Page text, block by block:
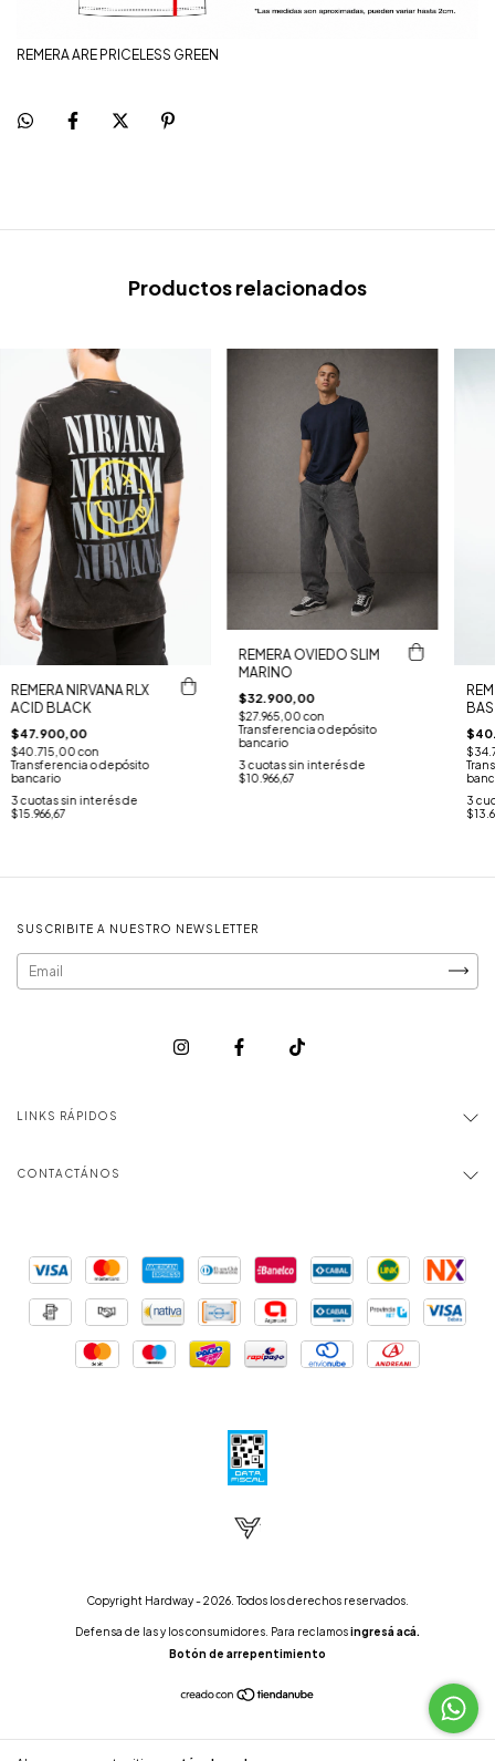
REMERA ARE PRICELESS GREEN
Productos relacionados
REMERA NIRVANA RLX
ACID BLACK
$47.900,00
$40.715,00con
Transferencia o depósito
bancario
3 cuotas sin interés de
$15.966,67
REMERA OVIEDO SLIM
MARINO
$32.900,00
$27.965,00con
Transferencia o depósito
bancario
3 cuotas sin interés de
$10.966,67
3
SUSCRIBITE A NUESTRO NEWSLETTER
LINKS RÁPIDOS
CONTACTÁNOS
Copyright Hardway - 2026. Todos los derechos reservados.
Defensa de las y los consumidores. Para reclamosingresá acá.
Botón de arrepentimiento